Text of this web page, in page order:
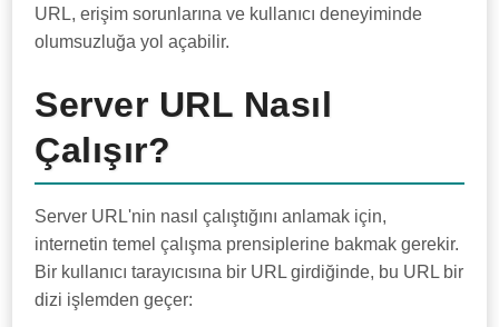
URL, erişim sorunlarına ve kullanıcı deneyiminde
olumsuzluğa yol açabilir.
Server URL Nasıl
Çalışır?
Server URL'nin nasıl çalıştığını anlamak için,
internetin temel çalışma prensiplerine bakmak gerekir.
Bir kullanıcı tarayıcısına bir URL girdiğinde, bu URL bir
dizi işlemden geçer: